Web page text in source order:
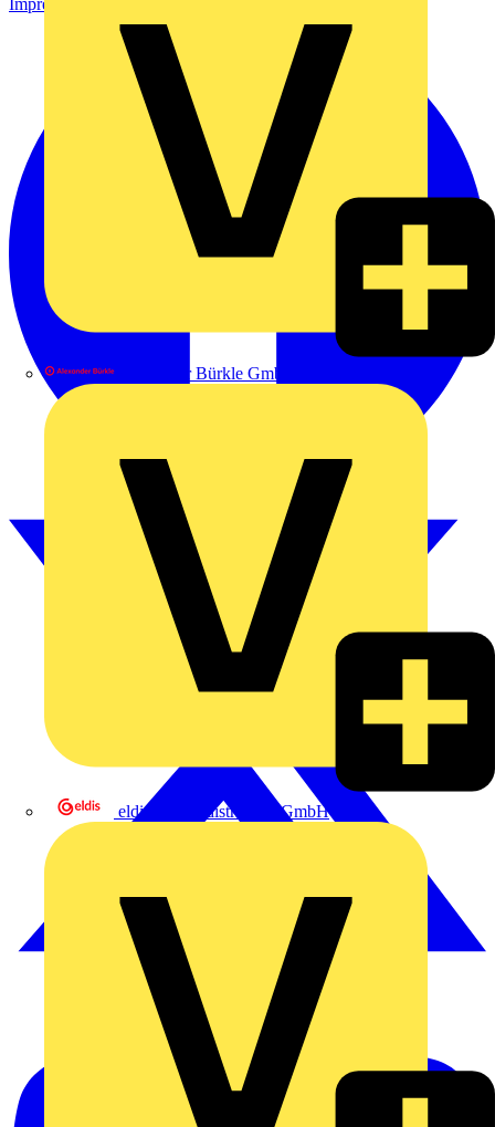
Alexander Bürkle GmbH & Co. KG
eldis electro distributor GmbH
Impressum